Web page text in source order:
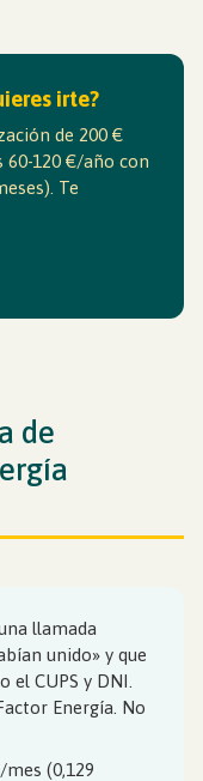
irte?
de 200 €
60-120 €/año con
Te
de
llamada
unido» y que
el CUPS y DNI.
Energía. No
mes (0,129